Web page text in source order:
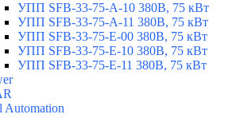
УПП SFB-33-75-A-10 380В, 75 кВт
УПП SFB-33-75-A-11 380В, 75 кВт
УПП SFB-33-75-E-00 380В, 75 кВт
УПП SFB-33-75-E-10 380В, 75 кВт
УПП SFB-33-75-E-11 380В, 75 кВт
Automation